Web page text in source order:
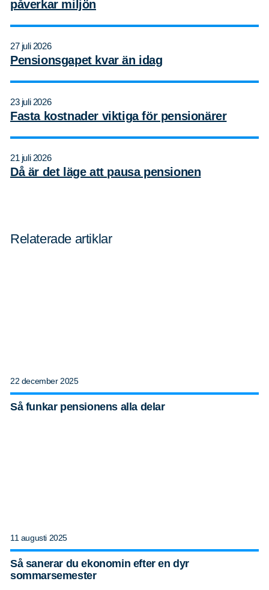
påverkar miljön
27 juli 2026
Pensionsgapet kvar än idag
23 juli 2026
Fasta kostnader viktiga för pensionärer
21 juli 2026
Då är det läge att pausa pensionen
Relaterade artiklar
22 december 2025
Så funkar pensionens alla delar
11 augusti 2025
Så sanerar du ekonomin efter en dyr
sommarsemester
Sök på sidan:Sök